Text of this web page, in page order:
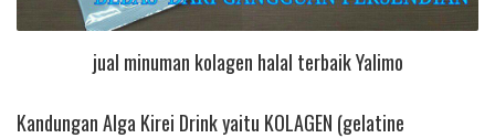
jual minuman kolagen halal terbaik Yalimo
Kandungan Alga Kirei Drink yaitu KOLAGEN (gelatine